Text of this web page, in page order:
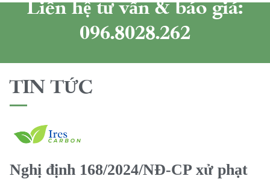
Liên hệ tư vấn & báo giá:
096.8028.262
TIN TỨC
Nghị định 168/2024/NĐ-CP xử phạt